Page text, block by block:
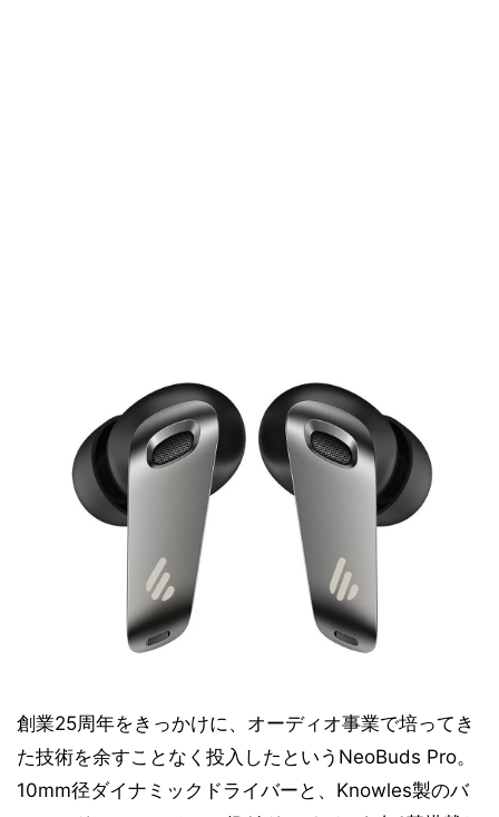
創業25周年をきっかけに、オーディオ事業で培ってき
た技術を余すことなく投入したというNeoBuds Pro。
10mm径ダイナミックドライバーと、Knowles製のバ